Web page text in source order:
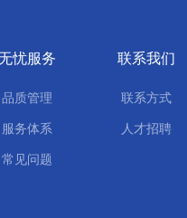
忧服务
品质管理
服务体系
常见问题
联系我们
联系方式
人才招聘